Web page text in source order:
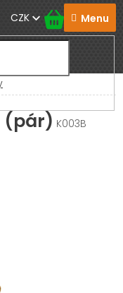
CZK
(pár) K003B